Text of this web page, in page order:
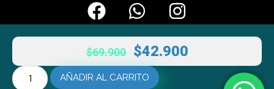
$69.900 $42.900
AÑADIR AL CARRITO